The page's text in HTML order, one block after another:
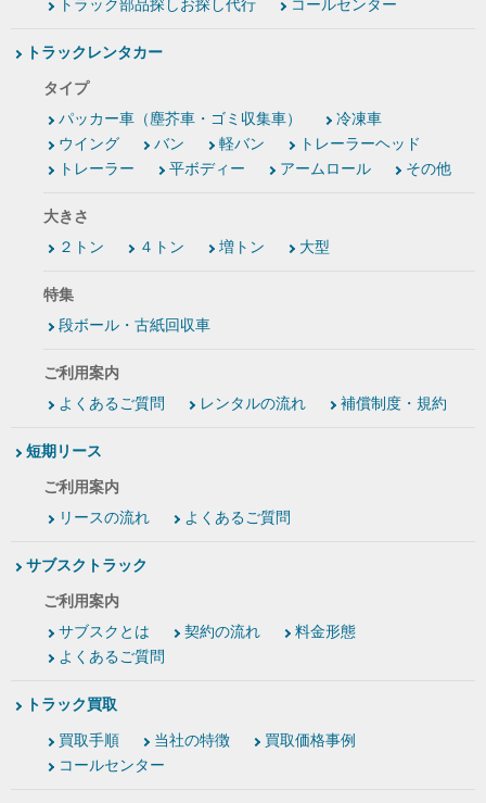
トラック部品探しお探し代行 コールセンター
トラックレンタカー
タイプ
パッカー車（塵芥車・ゴミ収集車）
冷凍車
ウイング
バン 軽バン
トレーラーヘッド
トレーラー
平ボディー アームロール その他
大きさ
２トン
４トン 増トン 大型
特集
段ボール・古紙回収車
ご利用案内
よくあるご質問
レンタルの流れ 補償制度・規約
短期リース
ご利用案内
リースの流れ
よくあるご質問
サブスクトラック
ご利用案内
サブスクとは
契約の流れ
料金形態
よくあるご質問
トラック買取
買取手順 当社の特徴
買取価格事例
コールセンター